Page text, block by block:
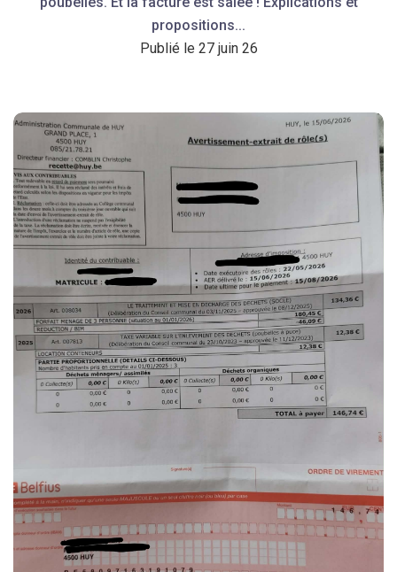
propositions...
Publié le 27 juin 26